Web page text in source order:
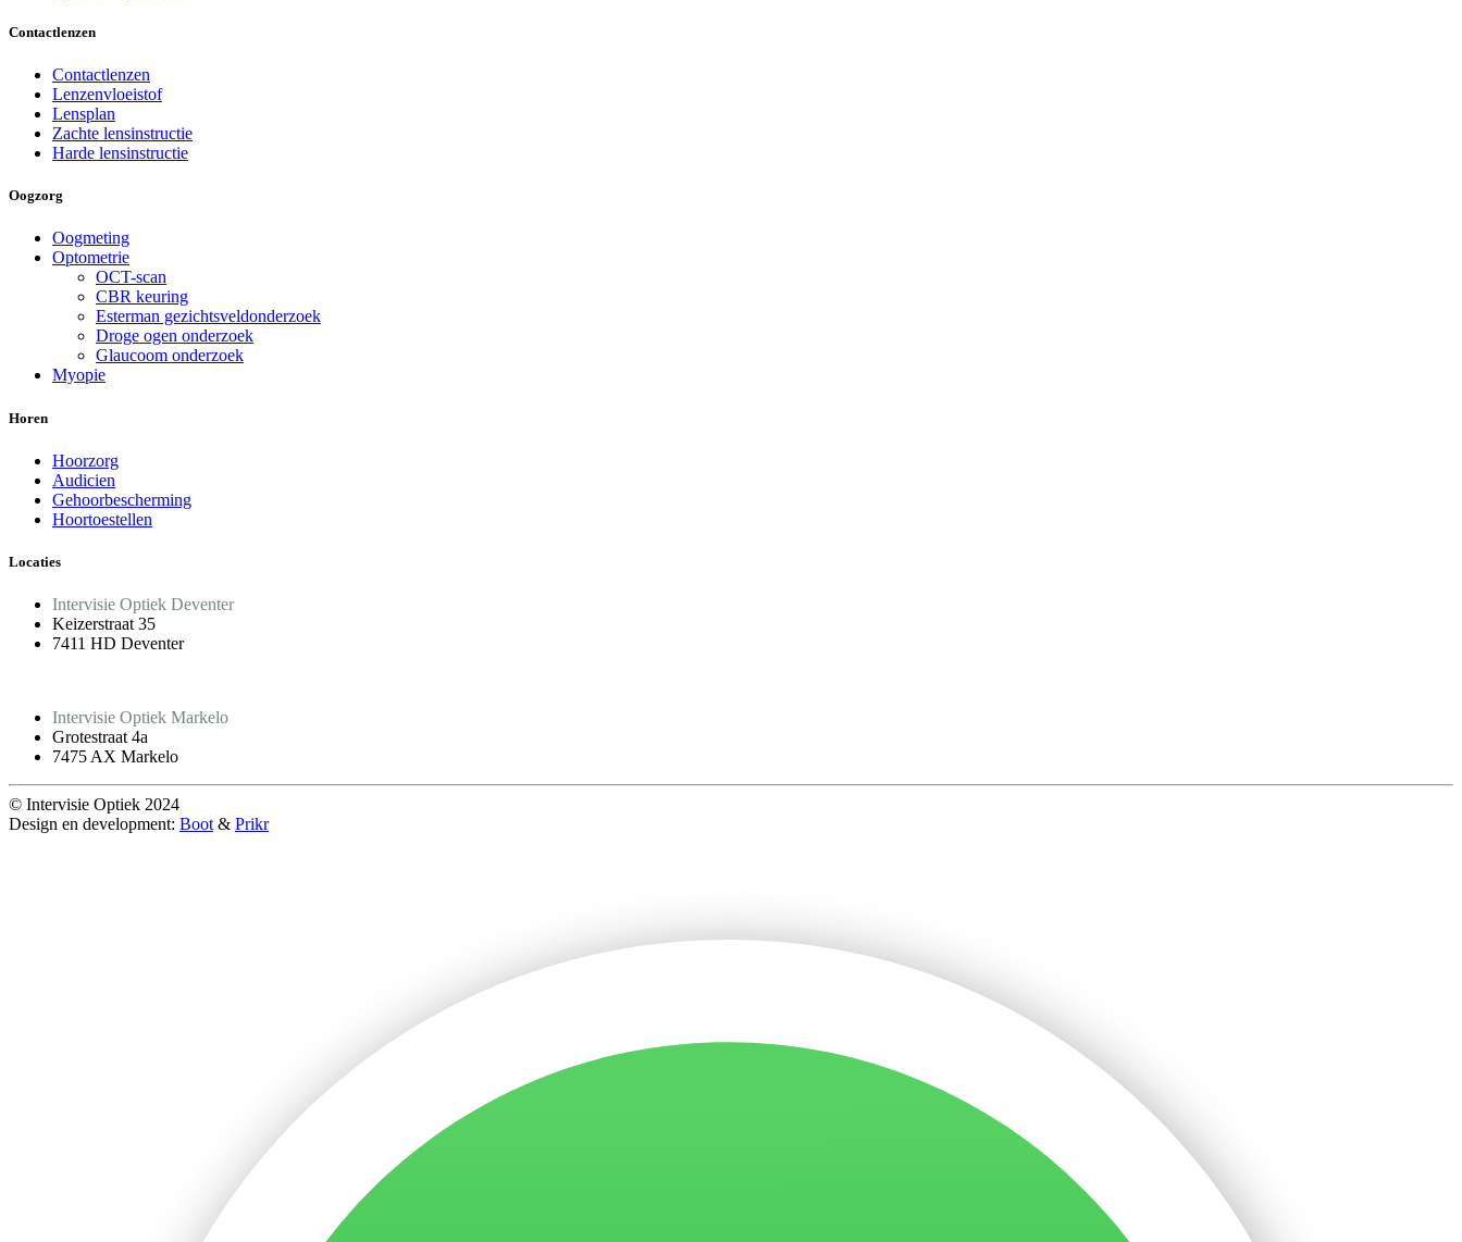
Contactlenzen
Contactlenzen
Lenzenvloeistof
Lensplan
Zachte lensinstructie
Harde lensinstructie
Oogzorg
Oogmeting
Optometrie
OCT-scan
CBR keuring
Esterman gezichtsveldonderzoek
Droge ogen onderzoek
Glaucoom onderzoek
Myopie
Horen
Hoorzorg
Audicien
Gehoorbescherming
Hoortoestellen
Locaties
Intervisie Optiek Deventer
Keizerstraat 35
7411 HD Deventer
Intervisie Optiek Markelo
Grotestraat 4a
7475 AX Markelo
© Intervisie Optiek 2024
Design en development: Boot & Prikr